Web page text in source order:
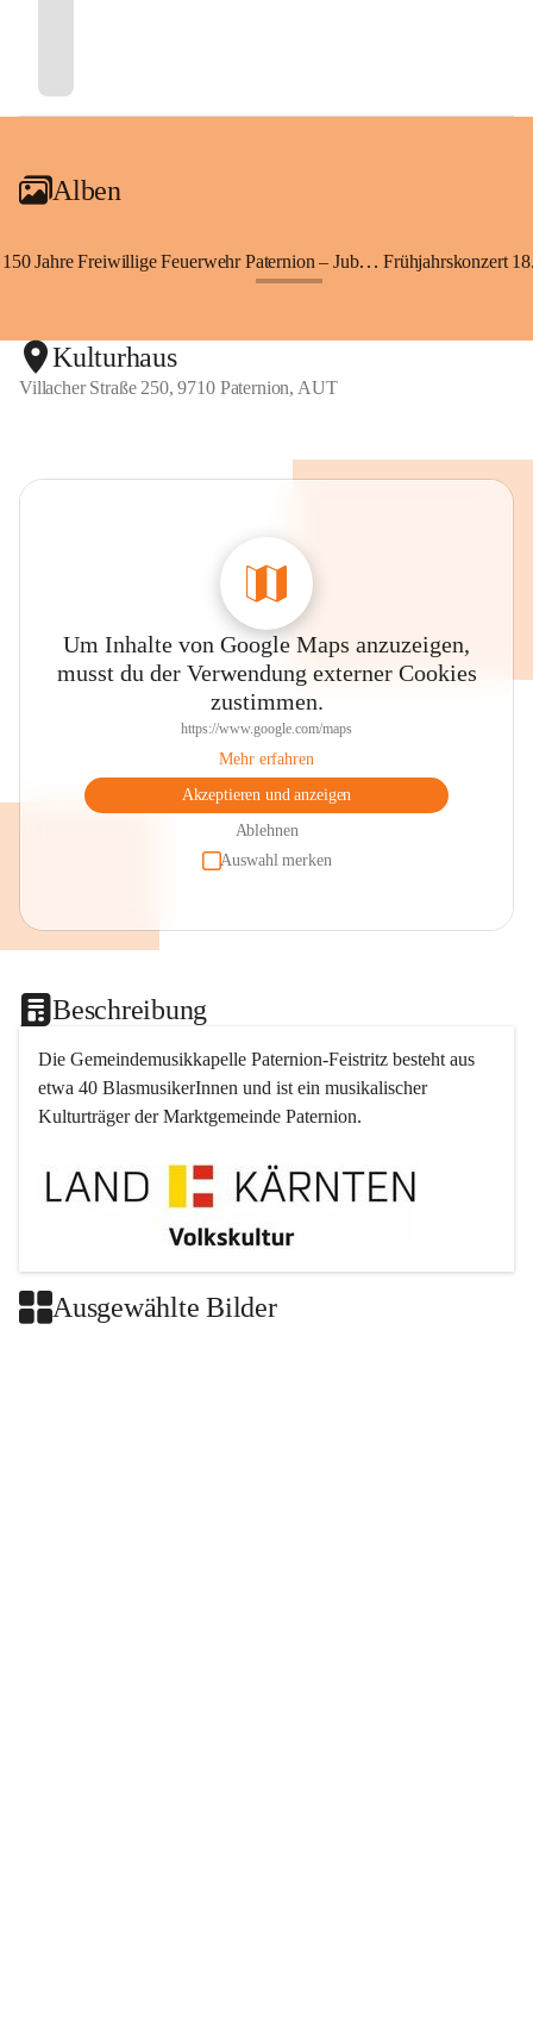
Alben
150 Jahre Freiwillige Feuerwehr Paternion – Jubiläumsfest Frühjahrskonzert
Kulturhaus
Villacher Straße 250, 9710 Paternion, AUT
Um Inhalte von Google Maps anzuzeigen,
musst du der Verwendung externer Cookies
zustimmen.
https://www.google.com/maps
Mehr erfahren
Akzeptieren und anzeigen
Ablehnen
Auswahl merken
Beschreibung
Die Gemeindemusikkapelle Paternion-Feistritz besteht aus
etwa 40 BlasmusikerInnen und ist ein musikalischer
Kulturträger der Marktgemeinde Paternion.
Ausgewählte Bilder